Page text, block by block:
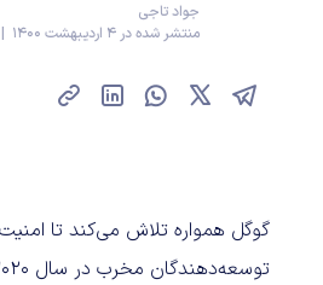
جواد تاجی
منتشر شده در 4 اردیبهشت 1400 | 08:30
گوگل همواره تلاش می‌کند تا
توسعه‌دهندگان مخرب در سال ۲۰۲۰ روش‌های مختلفی را پیش گرفته و حساب بسیاری از آنها را مسدود کرده است.